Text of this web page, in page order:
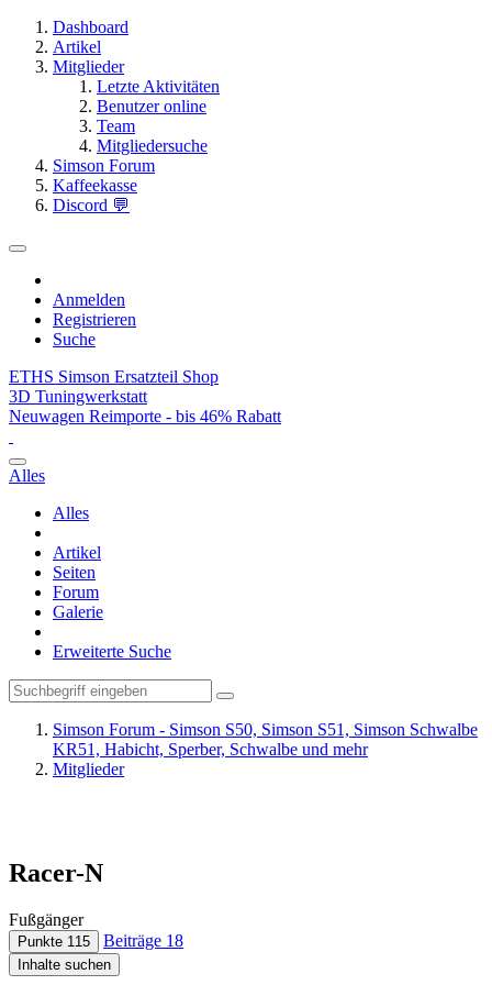
Dashboard
Artikel
Mitglieder
Letzte Aktivitäten
Benutzer online
Team
Mitgliedersuche
Simson Forum
Kaffeekasse
Discord 💬
Anmelden
Registrieren
Suche
ETHS Simson Ersatzteil Shop
3D Tuningwerkstatt
Neuwagen Reimporte - bis 46% Rabatt
Alles
Alles
Artikel
Seiten
Forum
Galerie
Erweiterte Suche
Simson Forum - Simson S50, Simson S51, Simson Schwalbe
KR51, Habicht, Sperber, Schwalbe und mehr
Mitglieder
Racer-N
Fußgänger
Punkte 115 Beiträge 18
Inhalte suchen